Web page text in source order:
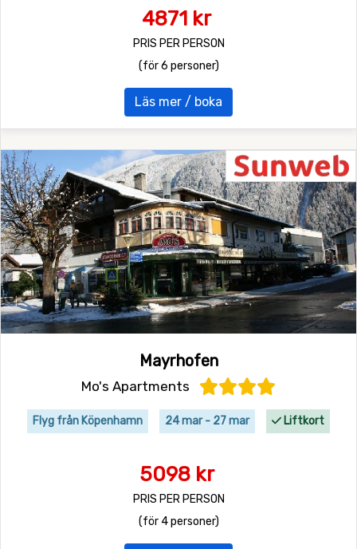
4871 kr
PRIS PER PERSON
(för 6 personer)
Läs mer / boka
Mayrhofen
Mo's Apartments
Flyg från Köpenhamn 24 mar - 27 mar Liftkort
5098 kr
PRIS PER PERSON
(för 4 personer)